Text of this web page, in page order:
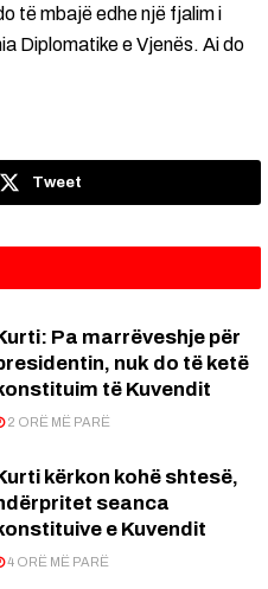
të mbajë edhe një fjalim i
Diplomatike e Vjenës. Ai do
Tweet
Pa marrëveshje për
nuk do të ketë
të Kuvendit
2 ORË MË PARË
kërkon kohë shtesë,
seanca
e Kuvendit
4 ORË MË PARË